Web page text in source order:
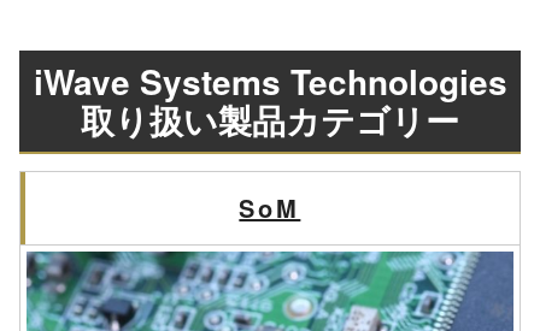
iWave Systems Technologies
取り扱い製品カテゴリー
SoM